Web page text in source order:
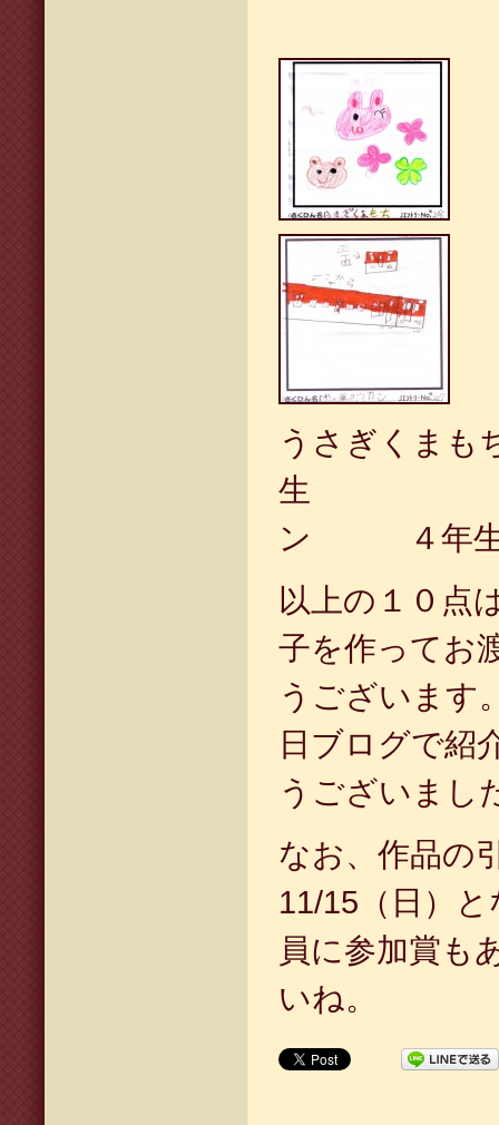
うさぎく
生 れっ
ン ４年
以上の１０点
子を作ってお
うございます
日ブログで紹
うございまし
なお、作品の
11/15（日）
員に参加賞も
いね。